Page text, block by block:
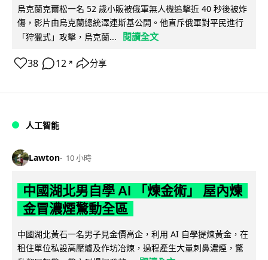
烏克蘭克爾松一名 52 歲小販被俄軍無人機追擊近 40 秒後被炸
傷，影片由烏克蘭總統澤連斯基公開。他直斥俄軍對平民進行
「狩獵式」攻擊，烏克蘭...
閱讀全文
38 12 ↗ 分享
人工智能
Lawton 10 小時
中國湖北男自學 AI 「煉金術」 屋內煉
金冒濃煙驚動全區
中國湖北黃石一名男子見金價高企，利用 AI 自學提煉黃金，在
租住單位私設高壓爐及作坊冶煉，過程產生大量刺鼻濃煙，驚